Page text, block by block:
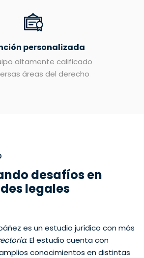
personalizada
altamente calificado
áreas del derecho
desafíos en
legales
es un estudio jurídico con más
. El estudio cuenta con
conocimientos en distintas